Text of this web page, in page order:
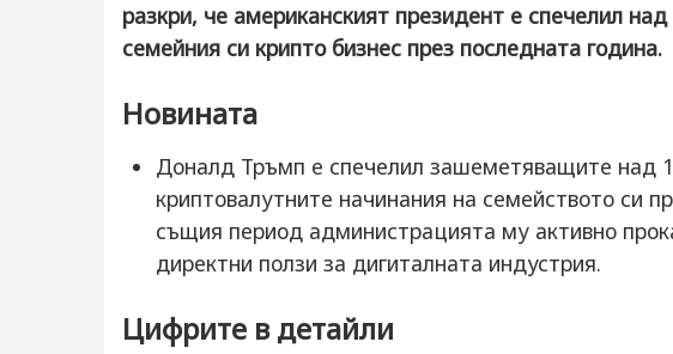
разкри, че американският президент е спечелил
семейния си крипто бизнес през последната година.
Новината
Доналд Тръмп е спечелил зашеметяващите над
криптовалутните начинания на семейството си
същия период администрацията му активно
директни ползи за дигиталната индустрия.
Цифрите в детайли